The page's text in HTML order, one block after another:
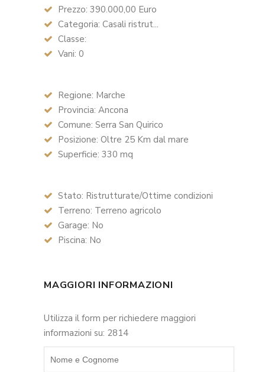
Prezzo: 390.000,00 Euro
Categoria: Casali ristrut...
Classe:
Vani: 0
Regione: Marche
Provincia: Ancona
Comune: Serra San Quirico
Posizione: Oltre 25 Km dal mare
Superficie: 330 mq
Stato: Ristrutturate/Ottime condizioni
Terreno: Terreno agricolo
Garage: No
Piscina: No
MAGGIORI INFORMAZIONI
Utilizza il form per richiedere maggiori
informazioni su: 2814